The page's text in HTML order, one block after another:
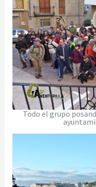
Todo el grupo